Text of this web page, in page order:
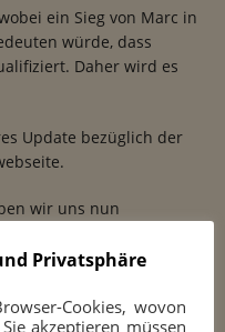
ein Sieg von Marc in
würde, dass
Daher wird es
Update bezüglich der
wir uns nun
sieht man das
Dadurch kann man
Privatsphäre
Cookies, wovon
akzeptieren müssen